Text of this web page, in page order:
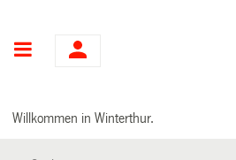
Hauptnavigation
Willkommen in Winterthur.